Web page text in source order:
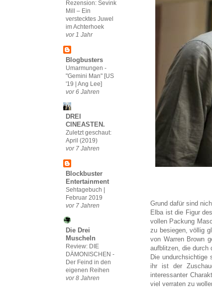
Grund dafür sind
Elba ist die Figur
vollen Packung
zu besiegen, völlig
von Warren Brown
aufblitzen, die durch
Die undurchsichtige
ihr ist der
interessanter
viel verraten zu
Rezension: Sevink
Mill – Ein
verstecktes Juwel
im Achterhoek
vor 1 Jahr
Blogbusters
Umarmungen -
"Gemini Man" [US
'19 | Ang Lee]
vor 6 Jahren
DREI
CINEASTEN.
Zuletzt geschaut:
April (2019)
vor 7 Jahren
Blockbuster
Entertainment
Sehtagebuch |
Februar 2019
vor 7 Jahren
Die Drei
Muscheln
Review: DIE
DÄMONISCHEN -
Der Feind in den
eigenen Reihen
vor 8 Jahren